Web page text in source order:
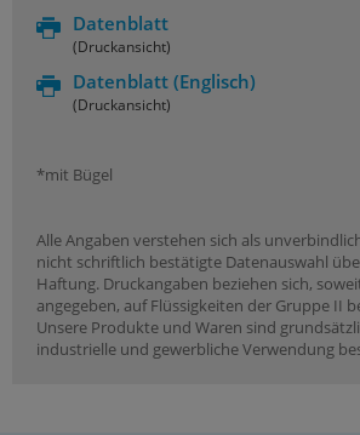
Datenblatt
(Druckansicht)
Datenblatt (Englisch)
(Druckansicht)
*mit Bügel
Alle Angaben verstehen sich als
nicht schriftlich bestätigte Datenauswahl
Haftung. Druckangaben beziehen sich,
angegeben, auf Flüssigkeiten der Gruppe II
Unsere Produkte und Waren sind
industrielle und gewerbliche Verwendung